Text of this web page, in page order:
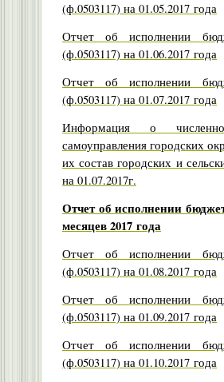
(ф.0503117) на 01.05.2017 года
Отчет об исполнении
(ф.0503117) на 01.06.2017 года
Отчет об исполнении
(ф.0503117) на 01.07.2017 года
Информация о
самоуправления городских
их состав городских и
на 01.07.2017г.
Отчет об исполнении
месяцев 2017 года
Отчет об исполнении
(ф.0503117) на 01.08.2017 года
Отчет об исполнении
(ф.0503117) на 01.09.2017 года
Отчет об исполнении
(ф.0503117) на 01.10.2017 года